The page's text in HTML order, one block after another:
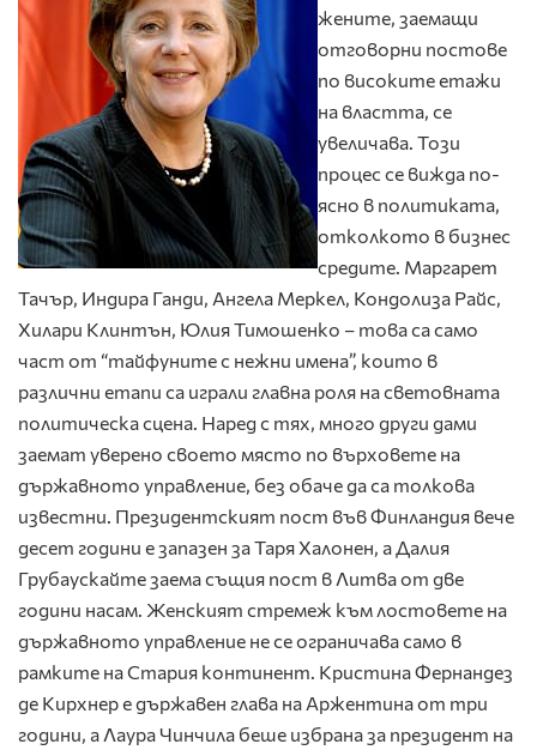
жените, заемащи
отговорни постове
по високите етажи
на властта, се
увеличава. Този
процес се вижда по-
ясно в политиката,
отколкото в бизнес
средите. Маргарет
Тачър, Индира Ганди, Ангела Меркел, Кондолиза Райс,
Хилари Клинтън, Юлия Тимошенко – това са само
част от “тайфуните с нежни имена”, които в
различни етапи са играли главна роля на световната
политическа сцена. Наред с тях, много други дами
заемат уверено своето място по върховете на
държавното управление, без обаче да са толкова
известни. Президентският пост във Финландия вече
десет години е запазен за Таря Халонен, а Далия
Грубаускайте заема същия пост в Литва от две
години насам. Женският стремеж към лостовете на
държавното управление не се ограничава само в
рамките на Стария континент. Кристина Фернандез
де Кирхнер е държавен глава на Аржентина от три
години, а Лаура Чинчила беше избрана за президент на